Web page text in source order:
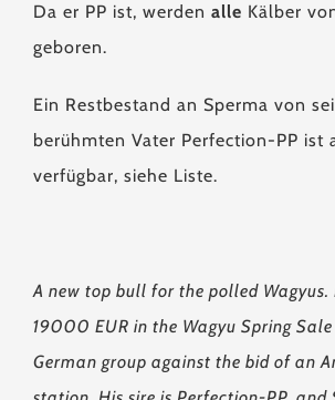
Da er PP ist, werden alle Kälber
geboren.
Ein Restbestand an Sperma von
berühmten Vater Perfection-PP ist
verfügbar, siehe Liste.
A new top bull for the polled Wagyus.
19000 EUR in the Wagyu Spring
German group against the bid of an